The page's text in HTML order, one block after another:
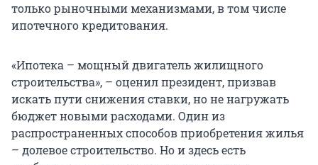
только рыночными механизмами, в том числе
ипотечного кредитования.
«Ипотека – мощный двигатель жилищного
строительства», – оценил президент, призвав
искать пути снижения ставки, но не нагружать
бюджет новыми расходами. Один из
распространенных способов приобретения жилья
– долевое строительство. Но и здесь есть